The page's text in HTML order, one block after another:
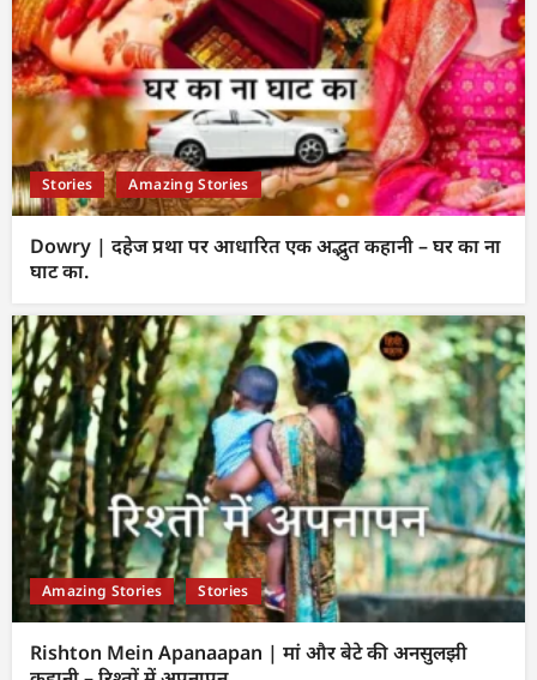
Stories Amazing Stories
Dowry | दहेज प्रथा पर आधारित एक अद्भुत कहानी – घर का ना
घाट का.
Amazing Stories Stories
Rishton Mein Apanaapan | मां और बेटे की अनसुलझी